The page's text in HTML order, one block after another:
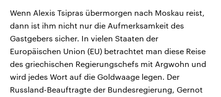
Wenn Alexis Tsipras übermorgen nach Moskau reist,
dann ist ihm nicht nur die Aufmerksamkeit des
Gastgebers sicher. In vielen Staaten der
Europäischen Union (EU) betrachtet man diese Reise
des griechischen Regierungschefs mit Argwohn und
wird jedes Wort auf die Goldwaage legen. Der
Russland-Beauftragte der Bundesregierung, Gernot